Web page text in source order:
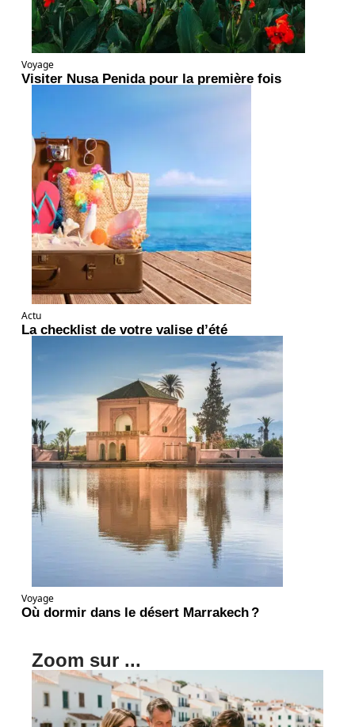
Voyage
Visiter Nusa Penida pour la première fois
Actu
La checklist de votre valise d’été
Voyage
Où dormir dans le désert Marrakech ?
Zoom sur ...